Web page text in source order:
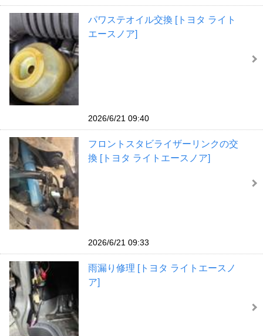
パワステオイル交換 [トヨタ ライト
エースノア]
2026/6/21 09:40
フロントスタビライザーリンクの交
換 [トヨタ ライトエースノア]
2026/6/21 09:33
雨漏り修理 [トヨタ ライトエースノ
ア]